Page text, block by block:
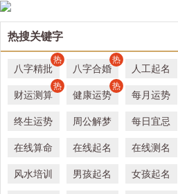
热搜关键字
八字精批
热
八字合婚
热
人工起名
财运测算
热
健康运势
热
每月运势
终生运势 周公解梦 每日宜忌
在线算命 在线起名 在线测名
风水培训 男孩起名 女孩起名